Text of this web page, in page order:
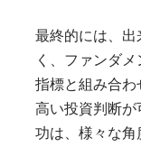
最終的には、出
く、ファンダ
指標と組み合
高い投資判断
功は、様々な角